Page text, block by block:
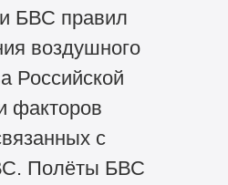
БВС правил
воздушного
Российской
факторов
с
Полёты БВС